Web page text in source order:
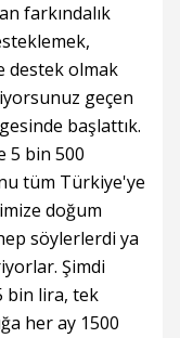
farkındalık
destek olmak
geçen
başlattık.
5 bin 500
tüm Türkiye'ye
doğum
söylerlerdi ya
Şimdi
bin lira, tek
her ay 1500